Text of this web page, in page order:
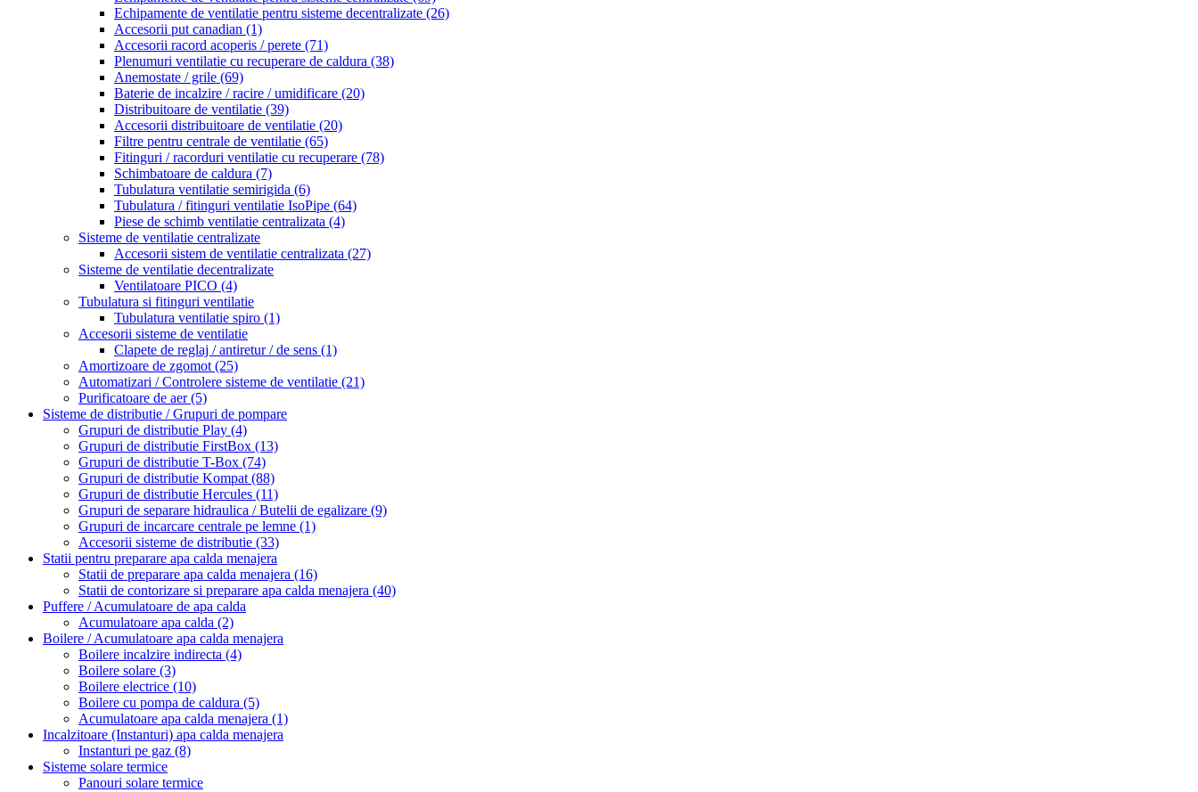
Echipamente de ventilatie pentru sisteme decentralizate (26)
Accesorii put canadian (1)
Accesorii racord acoperis / perete (71)
Plenumuri ventilatie cu recuperare de caldura (38)
Anemostate / grile (69)
Baterie de incalzire / racire / umidificare (20)
Distribuitoare de ventilatie (39)
Accesorii distribuitoare de ventilatie (20)
Filtre pentru centrale de ventilatie (65)
Fitinguri / racorduri ventilatie cu recuperare (78)
Schimbatoare de caldura (7)
Tubulatura ventilatie semirigida (6)
Tubulatura / fitinguri ventilatie IsoPipe (64)
Piese de schimb ventilatie centralizata (4)
Sisteme de ventilatie centralizate
Accesorii sistem de ventilatie centralizata (27)
Sisteme de ventilatie decentralizate
Ventilatoare PICO (4)
Tubulatura si fitinguri ventilatie
Tubulatura ventilatie spiro (1)
Accesorii sisteme de ventilatie
Clapete de reglaj / antiretur / de sens (1)
Amortizoare de zgomot (25)
Automatizari / Controlere sisteme de ventilatie (21)
Purificatoare de aer(5)
Sisteme de distributie / Grupuri de pompare
Grupuri de distributie Play (4)
Grupuri de distributie FirstBox (13)
Grupuri de distributie T-Box (74)
Grupuri de distributie Kompat (88)
Grupuri de distributie Hercules (11)
Grupuri de separare hidraulica / Butelii de egalizare (9)
Grupuri de incarcare centrale pe lemne (1)
Accesorii sisteme de distributie (33)
Statii pentru preparare apa calda menajera
Statii de preparare apa calda menajera (16)
Statii de contorizare si preparare apa calda menajera (40)
Puffere / Acumulatoare de apa calda
Acumulatoare apa calda (2)
Boilere / Acumulatoare apa calda menajera
Boilere incalzire indirecta (4)
Boilere solare (3)
Boilere electrice (10)
Boilere cu pompa de caldura (5)
Acumulatoare apa calda menajera (1)
Incalzitoare (Instanturi) apa calda menajera
Instanturi pe gaz (8)
Sisteme solare termice
Panouri solare termice